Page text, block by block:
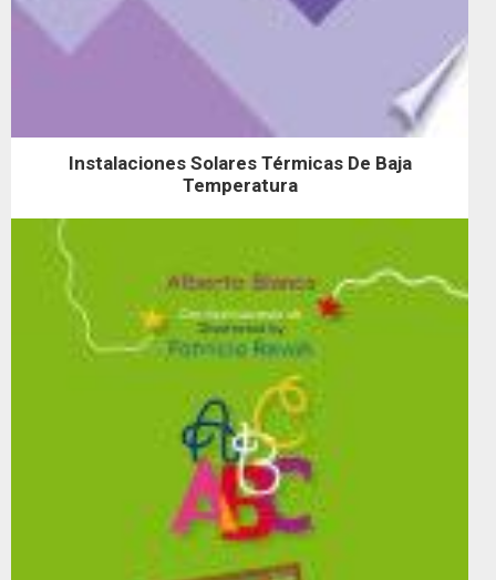
Instalaciones Solares Térmicas De Baja
Temperatura